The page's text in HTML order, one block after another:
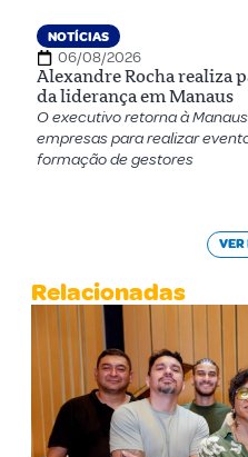
NOTÍCIAS
06/08/2026
Alexandre Rocha realiza
da liderança em Manaus
O executivo retorna à
empresas para realizar
formação de gestores
VER
Relacionadas